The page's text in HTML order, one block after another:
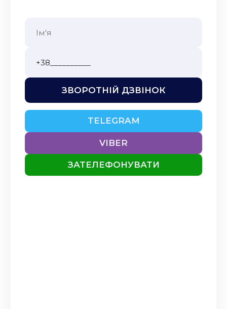
ЗВОРОТНІЙ ДЗВІНОК
TELEGRAM
VIBER
ЗАТЕЛЕФОНУВАТИ